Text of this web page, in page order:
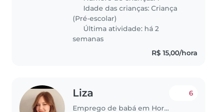
Idade das crianças:Criança
(Pré-escolar)
Última atividade: há 2
semanas
R$ 15,00/hora
Liza
Emprego de babá em Hortolândia
6